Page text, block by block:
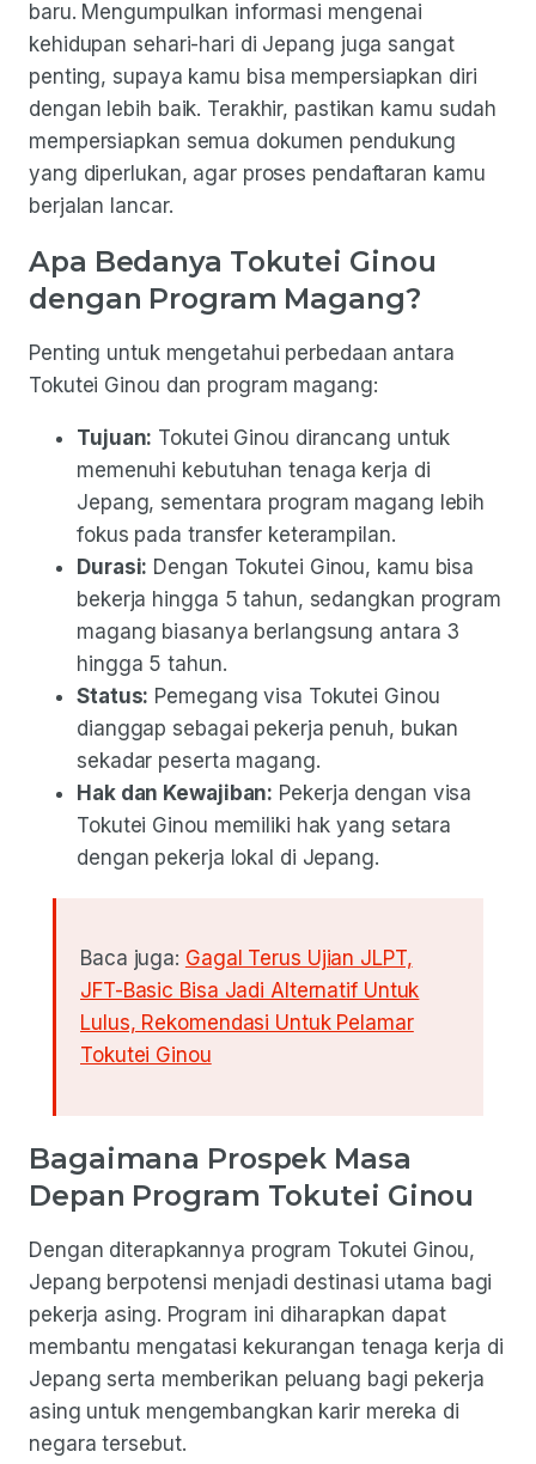
baru. Mengumpulkan informasi mengenai
kehidupan sehari-hari di Jepang juga sangat
penting, supaya kamu bisa mempersiapkan diri
dengan lebih baik. Terakhir, pastikan kamu sudah
mempersiapkan semua dokumen pendukung
yang diperlukan, agar proses pendaftaran kamu
berjalan lancar.
Apa Bedanya Tokutei Ginou
dengan Program Magang?
Penting untuk mengetahui perbedaan antara
Tokutei Ginou dan program magang:
Tujuan: Tokutei Ginou dirancang untuk
memenuhi kebutuhan tenaga kerja di
Jepang, sementara program magang lebih
fokus pada transfer keterampilan.
Durasi: Dengan Tokutei Ginou, kamu bisa
bekerja hingga 5 tahun, sedangkan program
magang biasanya berlangsung antara 3
hingga 5 tahun.
Status: Pemegang visa Tokutei Ginou
dianggap sebagai pekerja penuh, bukan
sekadar peserta magang.
Hak dan Kewajiban: Pekerja dengan visa
Tokutei Ginou memiliki hak yang setara
dengan pekerja lokal di Jepang.
Baca juga: Gagal Terus Ujian JLPT,
JFT-Basic Bisa Jadi Alternatif Untuk
Lulus, Rekomendasi Untuk Pelamar
Tokutei Ginou
Bagaimana Prospek Masa
Depan Program Tokutei Ginou
Dengan diterapkannya program Tokutei Ginou,
Jepang berpotensi menjadi destinasi utama bagi
pekerja asing. Program ini diharapkan dapat
membantu mengatasi kekurangan tenaga kerja di
Jepang serta memberikan peluang bagi pekerja
asing untuk mengembangkan karir mereka di
negara tersebut.